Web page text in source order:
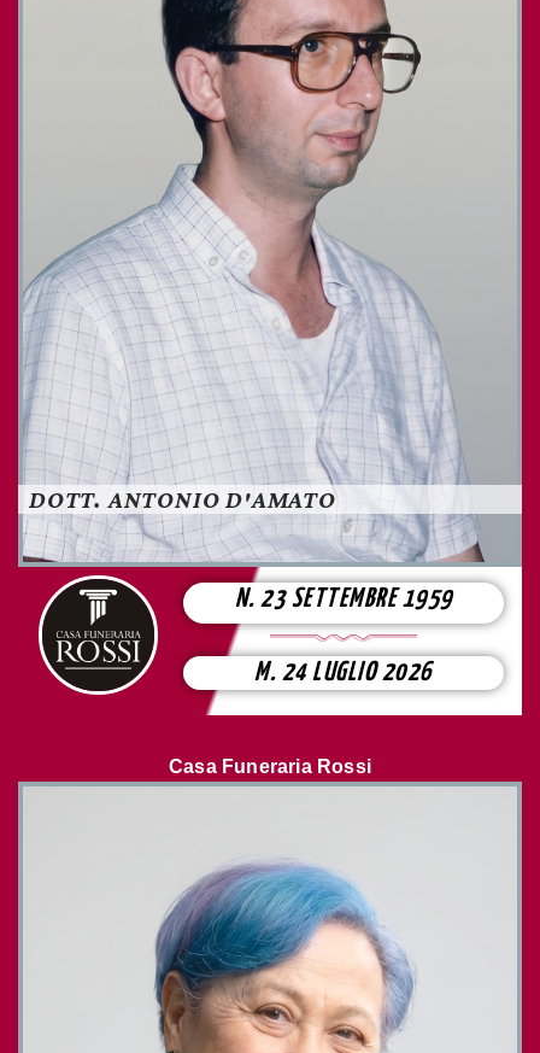
DOTT. ANTONIO D'AMATO
N. 23 SETTEMBRE 1959
M. 24 LUGLIO 2026
Casa Funeraria Rossi